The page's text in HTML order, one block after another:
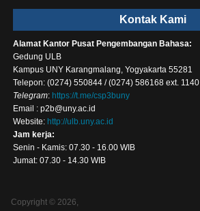
Kontak Kami
Alamat Kantor Pusat Pengembangan Bahasa:
Gedung ULB
Kampus UNY Karangmalang, Yogyakarta 55281
Telepon: (0274) 550844 / (0274) 586168 ext. 1140
Telegram: https://t.me/csp3buny
Email : p2b@uny.ac.id
Website: http://ulb.uny.ac.id
Jam kerja:
Senin - Kamis: 07.30 - 16.00 WIB
Jumat: 07.30 - 14.30 WIB
Copyright © 2026,